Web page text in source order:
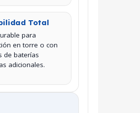
Total
para
en torre o con
de baterías
adicionales.